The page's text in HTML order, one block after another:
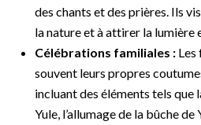
des chants et des prières. Ils
la nature et à attirer la lumière
Célébrations familiales : Les
souvent leurs propres
incluant des éléments tels que
Yule, l’allumage de la bûche